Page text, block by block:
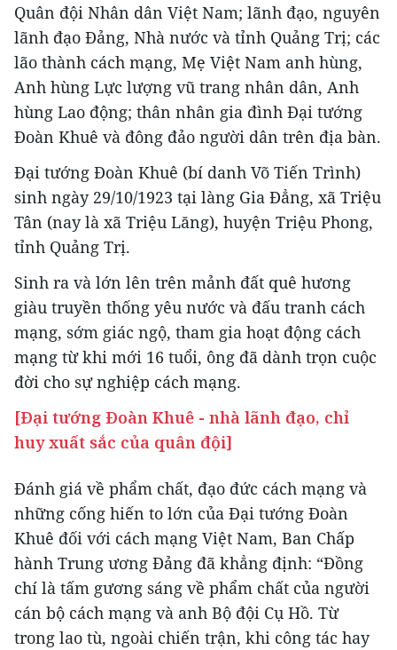
Quân đội Nhân dân Việt Nam; lãnh đạo, nguyên
lãnh đạo Đảng, Nhà nước và tỉnh Quảng Trị; các
lão thành cách mạng, Mẹ Việt Nam anh hùng,
Anh hùng Lực lượng vũ trang nhân dân, Anh
hùng Lao động; thân nhân gia đình Đại tướng
Đoàn Khuê và đông đảo người dân trên địa bàn.
Đại tướng Đoàn Khuê (bí danh Võ Tiến Trình)
sinh ngày 29/10/1923 tại làng Gia Đẳng, xã Triệu
Tân (nay là xã Triệu Lăng), huyện Triệu Phong,
tỉnh Quảng Trị.
Sinh ra và lớn lên trên mảnh đất quê hương
giàu truyền thống yêu nước và đấu tranh cách
mạng, sớm giác ngộ, tham gia hoạt động cách
mạng từ khi mới 16 tuổi, ông đã dành trọn cuộc
đời cho sự nghiệp cách mạng.
[Đại tướng Đoàn Khuê - nhà lãnh đạo, chỉ
huy xuất sắc của quân đội]
Đánh giá về phẩm chất, đạo đức cách mạng và
những cống hiến to lớn của Đại tướng Đoàn
Khuê đối với cách mạng Việt Nam, Ban Chấp
hành Trung ương Đảng đã khẳng định: “Đồng
chí là tấm gương sáng về phẩm chất của người
cán bộ cách mạng và anh Bộ đội Cụ Hồ. Từ
trong lao tù, ngoài chiến trận, khi công tác hay